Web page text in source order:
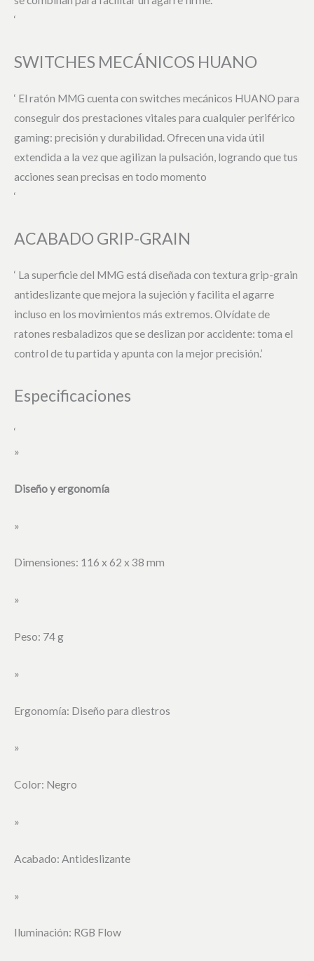
‘
SWITCHES MECÁNICOS HUANO
‘ El ratón MMG cuenta con switches mecánicos HUANO para
conseguir dos prestaciones vitales para cualquier periférico
gaming: precisión y durabilidad. Ofrecen una vida útil
extendida a la vez que agilizan la pulsación, logrando que tus
acciones sean precisas en todo momento
‘
ACABADO GRIP-GRAIN
‘ La superficie del MMG está diseñada con textura grip-grain
antideslizante que mejora la sujeción y facilita el agarre
incluso en los movimientos más extremos. Olvídate de
ratones resbaladizos que se deslizan por accidente: toma el
control de tu partida y apunta con la mejor precisión.’
Especificaciones
‘
»
Diseño y ergonomía
»
Dimensiones: 116 x 62 x 38 mm
»
Peso: 74 g
»
Ergonomía: Diseño para diestros
»
Color: Negro
»
Acabado: Antideslizante
»
Iluminación: RGB Flow